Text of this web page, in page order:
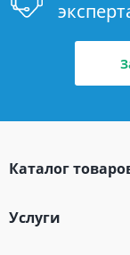
Каталог
Услуги